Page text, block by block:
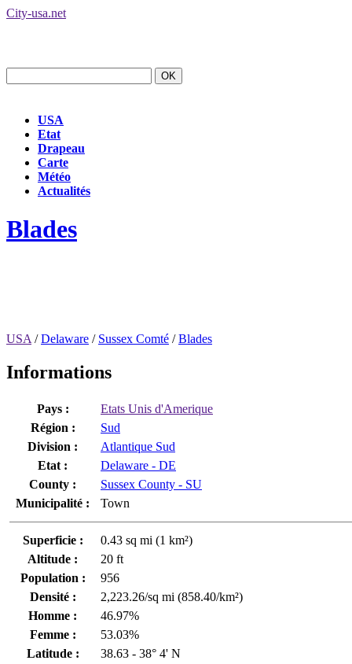
City-usa.net
USA
Etat
Drapeau
Carte
Météo
Actualités
Blades
USA /Delaware / Sussex Comté /Blades
Informations
Pays :
Etats Unis d'Amerique
Région :
Sud
Division :
Atlantique Sud
Etat :
Delaware - DE
County :
Sussex County - SU
Municipalité :
Town
Superficie :
0.43 sq mi (1 km²)
Altitude :
20 ft
Population :
956
Densité :
2,223.26/sq mi (858.40/km²)
Homme :
46.97%
Femme :
53.03%
Latitude :
38.63 - 38° 4' N